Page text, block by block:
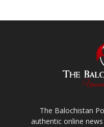
The Balochistan
authentic online